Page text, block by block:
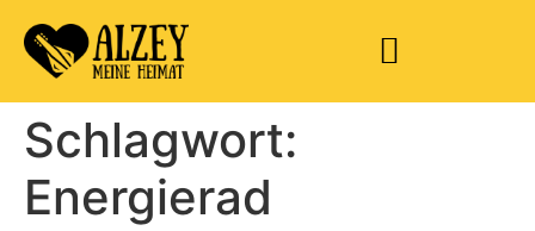
Schlagwort:
Energierad